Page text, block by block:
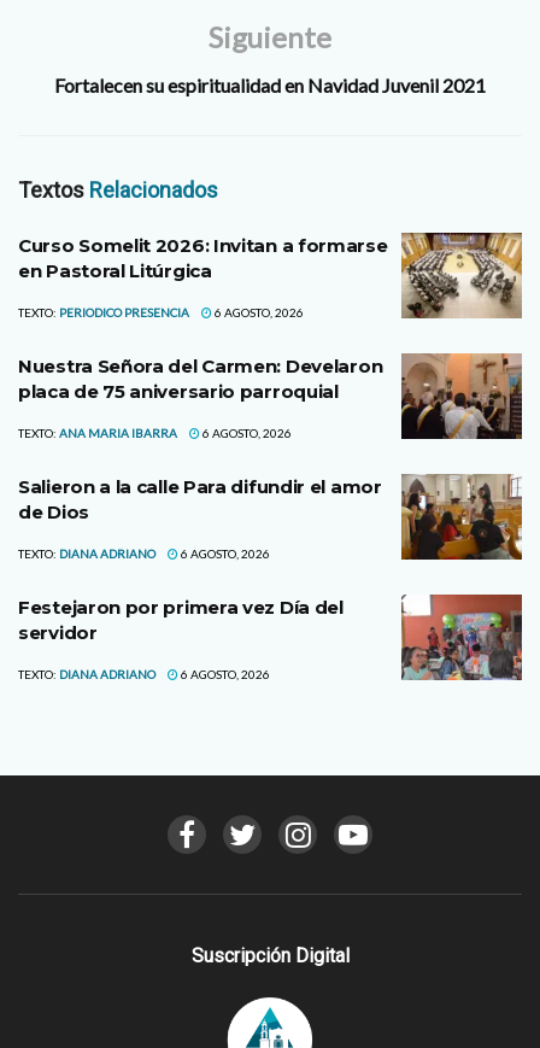
Siguiente
Fortalecen su espiritualidad en Navidad Juvenil 2021
Textos Relacionados
Curso Somelit 2026: Invitan a formarse
en Pastoral Litúrgica
TEXTO: PERIODICO PRESENCIA 6 AGOSTO, 2026
Nuestra Señora del Carmen: Develaron
placa de 75 aniversario parroquial
TEXTO: ANA MARIA IBARRA 6 AGOSTO, 2026
Salieron a la calle Para difundir el amor
de Dios
TEXTO: DIANA ADRIANO 6 AGOSTO, 2026
Festejaron por primera vez Día del
servidor
TEXTO: DIANA ADRIANO 6 AGOSTO, 2026
Suscripción Digital